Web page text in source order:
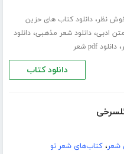
نظر،دانلود کتاب های حزین
ادبی،دانلود شعر مذهبی،دانلود
،دانلود pdf شعر
دانلود کتاب
شعر،کتاب‌های شعر نو